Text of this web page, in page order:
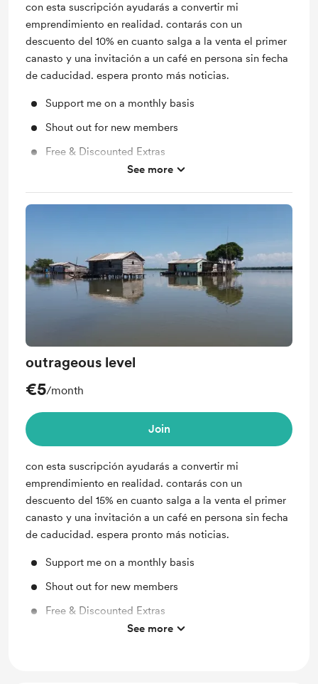
con esta suscripción ayudarás a convertir mi
emprendimiento en realidad. contarás con un
descuento del 10% en cuanto salga a la venta el primer
canasto y una invitación a un café en persona sin fecha
de caducidad. espera pronto más noticias.
Support me on a monthly basis
Shout out for new members
Free & Discounted Extras
See more
outrageous level
€5/month
Join
con esta suscripción ayudarás a convertir mi
emprendimiento en realidad. contarás con un
descuento del 15% en cuanto salga a la venta el primer
canasto y una invitación a un café en persona sin fecha
de caducidad. espera pronto más noticias.
Support me on a monthly basis
Shout out for new members
Free & Discounted Extras
See more